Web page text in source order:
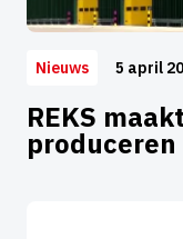
Nieuws 5 april
REKS